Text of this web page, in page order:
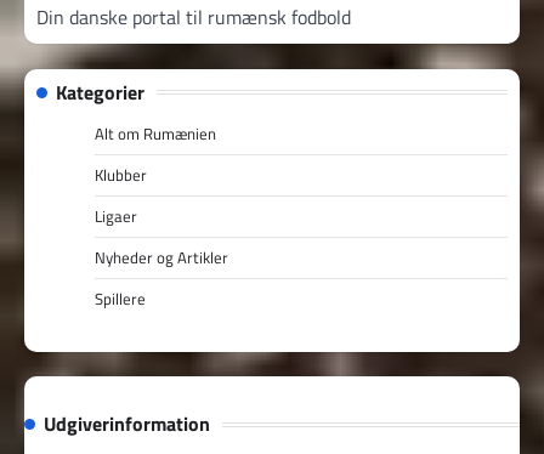
Din danske portal til rumænsk fodbold
Kategorier
Alt om Rumænien
Klubber
Ligaer
Nyheder og Artikler
Spillere
Udgiverinformation